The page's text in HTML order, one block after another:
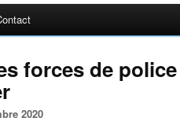
forces de
2020